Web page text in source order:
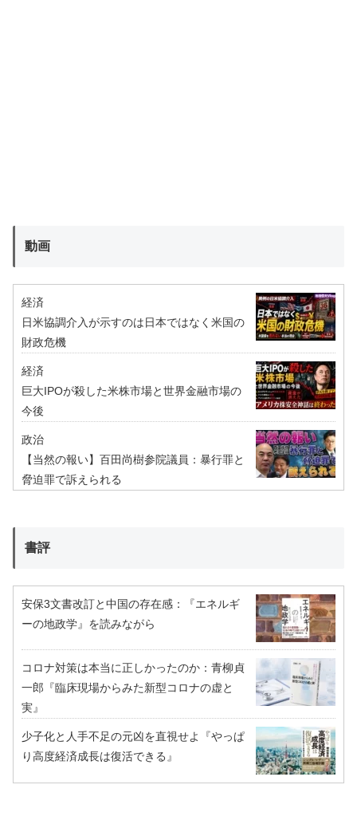
動画
経済
日米協調介入が示すのは日本ではなく米国の
財政危機
経済
巨大IPOが殺した米株市場と世界金融市場の
今後
政治
【当然の報い】百田尚樹参院議員：暴行罪と
脅迫罪で訴えられる
書評
安保3文書改訂と中国の存在感：『エネルギ
ーの地政学』を読みながら
コロナ対策は本当に正しかったのか：青柳貞
一郎『臨床現場からみた新型コロナの虚と
実』
少子化と人手不足の元凶を直視せよ『やっぱ
り高度経済成長は復活できる』